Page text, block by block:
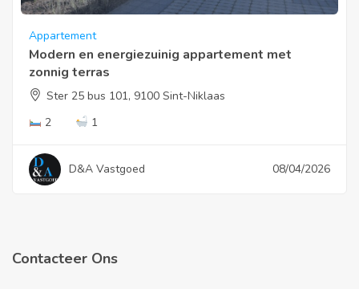
Appartement
Modern en energiezuinig appartement met
zonnig terras
Ster 25 bus 101, 9100 Sint-Niklaas
2
1
D&A Vastgoed 08/04/2026
Contacteer Ons